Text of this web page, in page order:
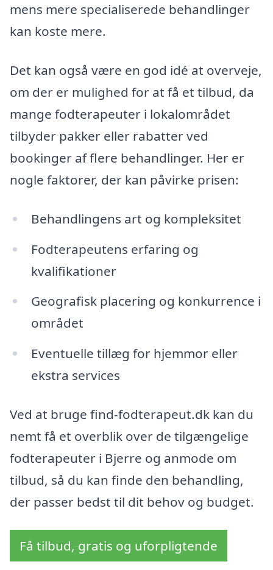
mens mere specialiserede behandlinger
kan koste mere.
Det kan også være en god idé at overveje,
om der er mulighed for at få et tilbud, da
mange fodterapeuter i lokalområdet
tilbyder pakker eller rabatter ved
bookinger af flere behandlinger. Her er
nogle faktorer, der kan påvirke prisen:
Behandlingens art og kompleksitet
Fodterapeutens erfaring og
kvalifikationer
Geografisk placering og konkurrence i
området
Eventuelle tillæg for hjemmor eller
ekstra services
Ved at bruge find-fodterapeut.dk kan du
nemt få et overblik over de tilgængelige
fodterapeuter i Bjerre og anmode om
tilbud, så du kan finde den behandling,
der passer bedst til dit behov og budget.
Få tilbud, gratis og uforpligtende